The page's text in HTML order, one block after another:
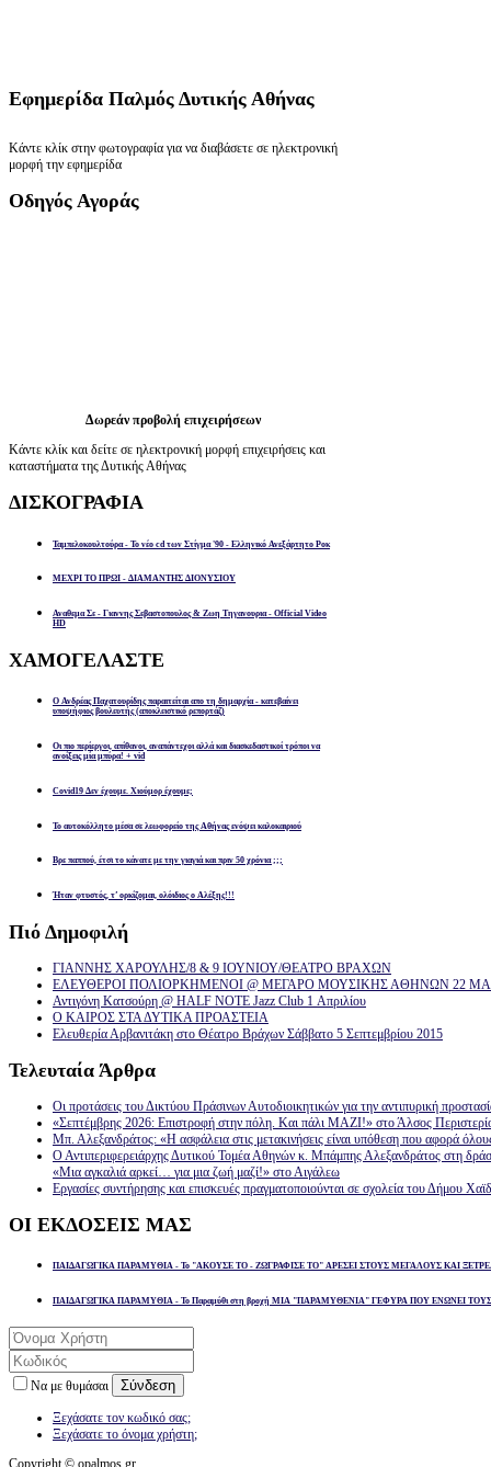
Εφημερίδα Παλμός Δυτικής Αθήνας
Κάντε κλίκ στην φωτογραφία για να διαβάσετε σε ηλεκτρονική
μορφή την εφημερίδα
Οδηγός Αγοράς
Δωρεάν προβολή επιχειρήσεων
Κάντε κλίκ και δείτε σε ηλεκτρονική μορφή επιχειρήσεις και
καταστήματα της Δυτικής Αθήνας
ΔΙΣΚΟΓΡΑΦΙΑ
Ταμπελοκουλτούρα - Το νέο cd των Στίγμα '90 - Ελληνικό Ανεξάρτητο Ροκ
ΜΕΧΡΙ ΤΟ ΠΡΩΙ - ΔΙΑΜΑΝΤΗΣ ΔΙΟΝΥΣΙΟΥ
Αναθεμα Σε - Γιαννης Σεβαστοπουλος & Ζωη Τηγανουρια - Official Video
HD
ΧΑΜΟΓΕΛΑΣΤΕ
Ο Ανδρέας Παχατουρίδης παραιτείται απο τη δημαρχία - κατεβαίνει
υποψήφιος βουλευτής (αποκλειστικό ρεπορτάζ)
Οι πιο περίεργοι, απίθανοι, αναπάντεχοι αλλά και διασκεδαστικοί τρόποι να
ανοίξεις μία μπύρα! + vid
Covid19 Δεν έχουμε. Χιούμορ έχουμε;
Το αυτοκόλλητο μέσα σε λεωφορείο της Αθήνας ενόψει καλοκαιριού
Βρε παππού, έτσι το κάνατε με την γιαγιά και πριν 50 χρόνια ;;;
Ήταν φτυστός, τ’ ορκίζομαι, ολόιδιος ο Αλέξης!!!
Πιό Δημοφιλή
ΓΙΑΝΝΗΣ ΧΑΡΟΥΛΗΣ/8 & 9 ΙΟΥΝΙΟΥ/ΘΕΑΤΡΟ ΒΡΑΧΩΝ
ΕΛΕΥΘΕΡΟΙ ΠΟΛΙΟΡΚΗΜΕΝΟΙ @ ΜΕΓΑΡΟ ΜΟΥΣΙΚΗΣ ΑΘΗΝΩΝ 22
Αντιγόνη Κατσούρη @ HALF NOTE Jazz Club 1 Απριλίου
Ο ΚΑΙΡΟΣ ΣΤΑ ΔΥΤΙΚΑ ΠΡΟΑΣΤΕΙΑ
Ελευθερία Αρβανιτάκη στο Θέατρο Βράχων Σάββατο 5 Σεπτεμβρίου 2015
Τελευταία Άρθρα
Οι προτάσεις του Δικτύου Πράσινων Αυτοδιοικητικών για την αντιπυρική
«Σεπτέμβρης 2026: Επιστροφή στην πόλη. Και πάλι ΜΑΖΙ!» στο Άλσος
Μπ. Αλεξανδράτος: «Η ασφάλεια στις μετακινήσεις είναι υπόθεση που αφορά
Ο Αντιπεριφερειάρχης Δυτικού Τομέα Αθηνών κ. Μπάμπης Αλεξανδράτος στη
«Μια αγκαλιά αρκεί… για μια ζωή μαζί!» στο Αιγάλεω
Εργασίες συντήρησης και επισκευές πραγματοποιούνται σε σχολεία του Δήμου
ΟΙ ΕΚΔΟΣΕΙΣ ΜΑΣ
ΠΑΙΔΑΓΩΓΙΚΑ ΠΑΡΑΜΥΘΙΑ - Το "ΑΚΟΥΣΕ ΤΟ - ΖΩΓΡΑΦΙΣΕ ΤΟ" ΑΡΕΣΕΙ ΣΤΟΥΣ ΜΕΓΑΛΟΥΣ ΚΑΙ
ΠΑΙΔΑΓΩΓΙΚΑ ΠΑΡΑΜΥΘΙΑ - Το Παραμύθι στη βροχή ΜΙΑ "ΠΑΡΑΜΥΘΕΝΙΑ" ΓΕΦΥΡΑ ΠΟΥ ΕΝΩΝΕΙ
Να με θυμάσαι Σύνδεση
Ξεχάσατε τον κωδικό σας;
Ξεχάσατε το όνομα χρήστη;
Copyright © opalmos.gr